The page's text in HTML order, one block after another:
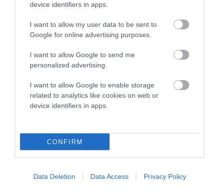
device identifiers in apps.
I want to allow my user data to be sent to
Google for online advertising purposes.
I want to allow Google to send me
personalized advertising.
I want to allow Google to enable storage
related to analytics like cookies on web or
device identifiers in apps.
CONFIRM
Data Deletion Data Access Privacy Policy